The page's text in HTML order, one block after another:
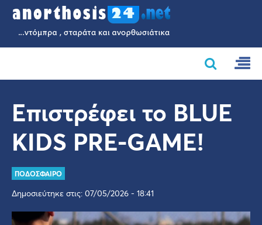
Επιστρέφει το BLUE
KIDS PRE-GAME!
ΠΟΔΟΣΦΑΙΡΟ
Δημοσιεύτηκε στις: 07/05/2026 - 18:41